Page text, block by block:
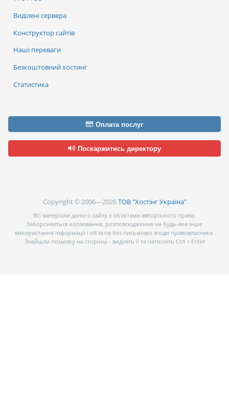
Виділені сервера
Конструктор сайтів
Наші переваги
Безкоштовний хостинг
Статистика
Оплата послуг
Поскаржитись директору
Copyright © 2006—2026ТОВ "Хостінг Україна"
Всі матеріали даного сайту є об’єктами авторського права.
Забороняється копіювання, розповсюдження чи будь-яке інше
використання інформації і об’єктів без письмової згоди правовласника.
Знайшли помилку на сторінці - виділіть її та натисніть Ctrl + Enter